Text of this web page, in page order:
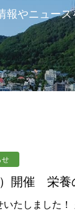
報やニュー
せ
開催 栄養
いたしました